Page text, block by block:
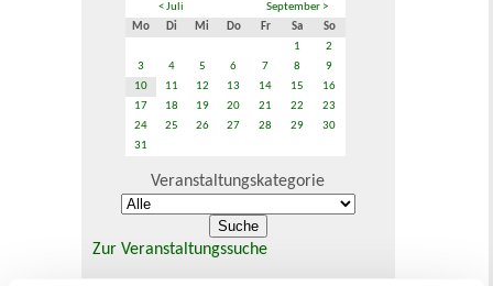
< Juli
September >
Mo
Di Mi Do Fr Sa
So
1
2
3
4 5 6 7 8
9
10
11 12 13 14 15
16
17
18 19 20 21 22
23
24
25 26 27 28 29
30
31
Veranstaltungskategorie
Zur Veranstaltungssuche